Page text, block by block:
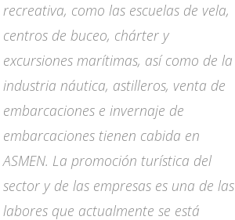
recreativa, como las escuelas de vela,
centros de buceo, chárter y
excursiones marítimas, así como de la
industria náutica, astilleros, venta de
embarcaciones e invernaje de
embarcaciones tienen cabida en
ASMEN. La promoción turística del
sector y de las empresas es una de las
labores que actualmente se está